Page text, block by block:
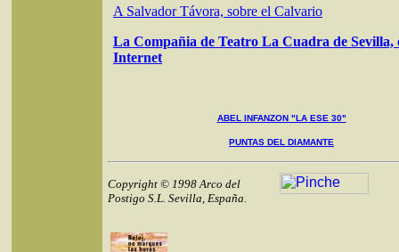
A Salvador Távora, sobre el Calvario
La Compañia de Teatro La Cuadra de Sevilla,
Internet
ABEL INFANZON "LA ESE 30"
PUNTAS DEL DIAMANTE
Copyright © 1998 Arco del
Postigo S.L. Sevilla, España.